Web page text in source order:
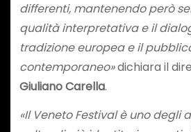
differenti, mantenendo però
qualità interpretativa e il
tradizione europea e il
contemporaneo»dichiara il
Giuliano Carella.
«Il Veneto Festival è uno degli